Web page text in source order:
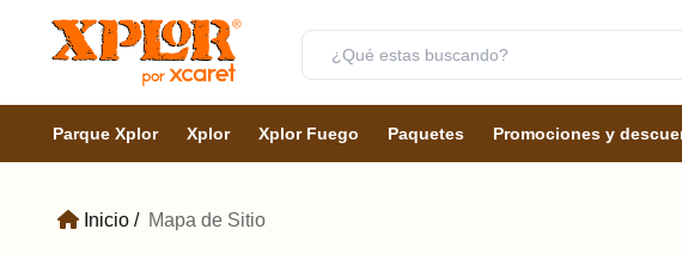
Parque Xplor Xplor Xplor Fuego Paquetes Promociones y
Inicio Mapa de Sitio